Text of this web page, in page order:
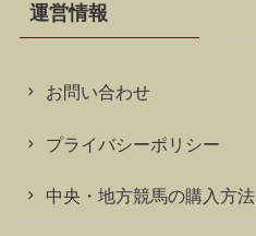
運営情報
お問い合わせ
プライバシーポリシー
中央・地方競馬の購入方法